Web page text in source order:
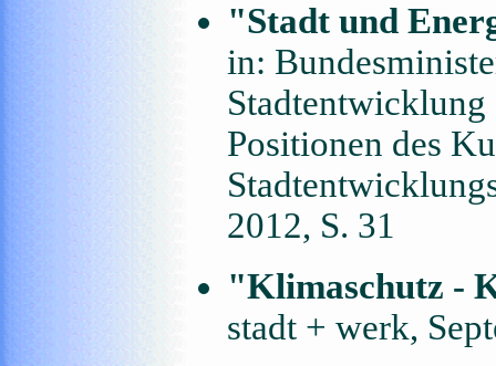
"Stadt und
in:
Positionen des
2012, S. 31
"Klimaschutz -
stadt + werk,